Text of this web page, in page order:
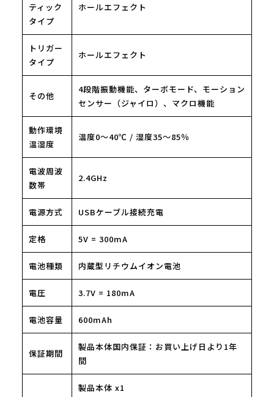
ティック
タイプ
ホールエフェクト
トリガー
タイプ
ホールエフェクト
その他
4段階振動機能、ターボモード、モーション
センサー（ジャイロ）、マクロ機能
動作環境
温湿度
温度0～40℃ / 湿度35～85％
電波周波
数帯
2.4GHz
電源方式 USBケーブル接続充電
定格 5V = 300mA
電池種類 内蔵型リチウムイオン電池
電圧 3.7V = 180mA
電池容量 600mAh
保証期間
製品本体国内保証：お買い上げ日より1年
間
製品本体 x1